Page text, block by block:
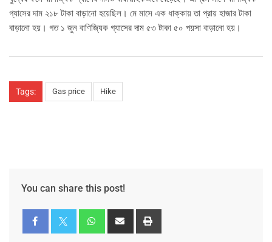
গ্যাসের দাম ২১৮ টাকা বাড়ানো হয়েছিল। মে মাসে এক ধাক্কায় তা প্রায় হাজার টাকা
বাড়ানো হয়। গত ১ জুন বাণিজ্যিক গ্যাসের দাম ৫৩ টাকা ৫০ পয়সা বাড়ানো হয়।
Tags: Gas price Hike
You can share this post!